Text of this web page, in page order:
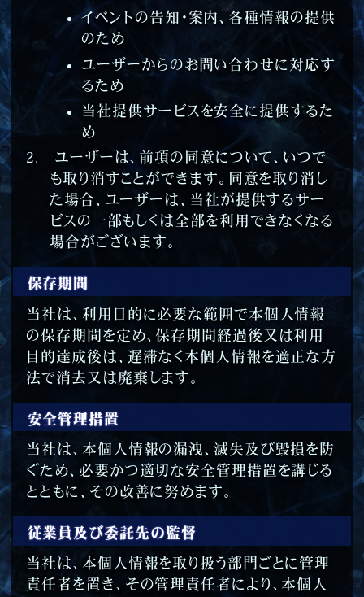
イベントの告知・案内、各種情報の提供
のため
ユーザーからのお問い合わせに対応す
るため
当社提供サービスを安全に提供するた
め
ユーザーは、前項の同意について、いつで
も取り消すことができます。同意を取り消し
た場合、ユーザーは、当社が提供するサー
ビスの一部もしくは全部を利用できなくなる
場合がございます。
保存期間
当社は、利用目的に必要な範囲で本個人情報
の保存期間を定め、保存期間経過後又は利用
目的達成後は、遅滞なく本個人情報を適正な方
法で消去又は廃棄します。
安全管理措置
当社は、本個人情報の漏洩、滅失及び毀損を防
ぐため、必要かつ適切な安全管理措置を講じる
とともに、その改善に努めます。
従業員及び委託先の監督
当社は、本個人情報を取り扱う部門ごとに管理
責任者を置き、その管理責任者により、本個人